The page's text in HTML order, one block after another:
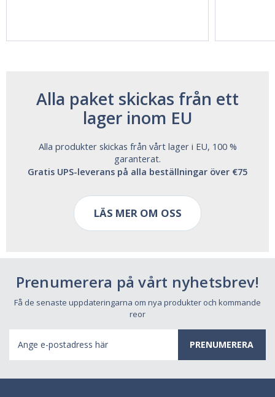
Alla paket skickas från ett
lager inom EU
Alla produkter skickas från vårt lager i EU, 100 %
garanterat.
Gratis UPS-leverans på alla beställningar över €75
LÄS MER OM OSS
Prenumerera på vårt nyhetsbrev!
Få de senaste uppdateringarna om nya produkter och kommande
reor
postadress